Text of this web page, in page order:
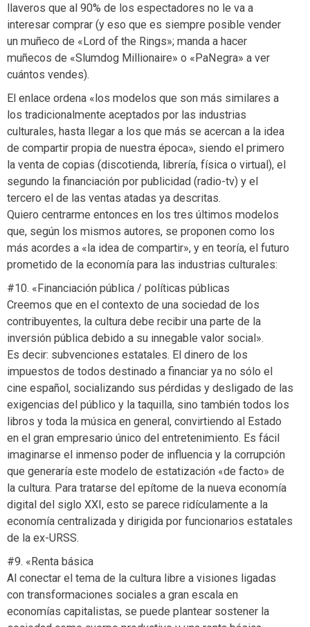
llaveros que al 90% de los espectadores no le va a
interesar comprar (y eso que es siempre posible vender
un muñeco de «Lord of the Rings»; manda a hacer
muñecos de «Slumdog Millionaire» o «PaNegra» a ver
cuántos vendes).
El enlace ordena «los modelos que son más similares a
los tradicionalmente aceptados por las industrias
culturales, hasta llegar a los que más se acercan a la idea
de compartir propia de nuestra época», siendo el primero
la venta de copias (discotienda, librería, física o virtual), el
segundo la financiación por publicidad (radio-tv) y el
tercero el de las ventas atadas ya descritas.
Quiero centrarme entonces en los tres últimos modelos
que, según los mismos autores, se proponen como los
más acordes a «la idea de compartir», y en teoría, el futuro
prometido de la economía para las industrias culturales:
#10. «Financiación pública / políticas públicas
Creemos que en el contexto de una sociedad de los
contribuyentes, la cultura debe recibir una parte de la
inversión pública debido a su innegable valor social».
Es decir: subvenciones estatales. El dinero de los
impuestos de todos destinado a financiar ya no sólo el
cine español, socializando sus pérdidas y desligado de las
exigencias del público y la taquilla, sino también todos los
libros y toda la música en general, convirtiendo al Estado
en el gran empresario único del entretenimiento. Es fácil
imaginarse el inmenso poder de influencia y la corrupción
que generaría este modelo de estatización «de facto» de
la cultura. Para tratarse del epítome de la nueva economía
digital del siglo XXI, esto se parece ridículamente a la
economía centralizada y dirigida por funcionarios estatales
de la ex-URSS.
#9. «Renta básica
Al conectar el tema de la cultura libre a visiones ligadas
con transformaciones sociales a gran escala en
economías capitalistas, se puede plantear sostener la